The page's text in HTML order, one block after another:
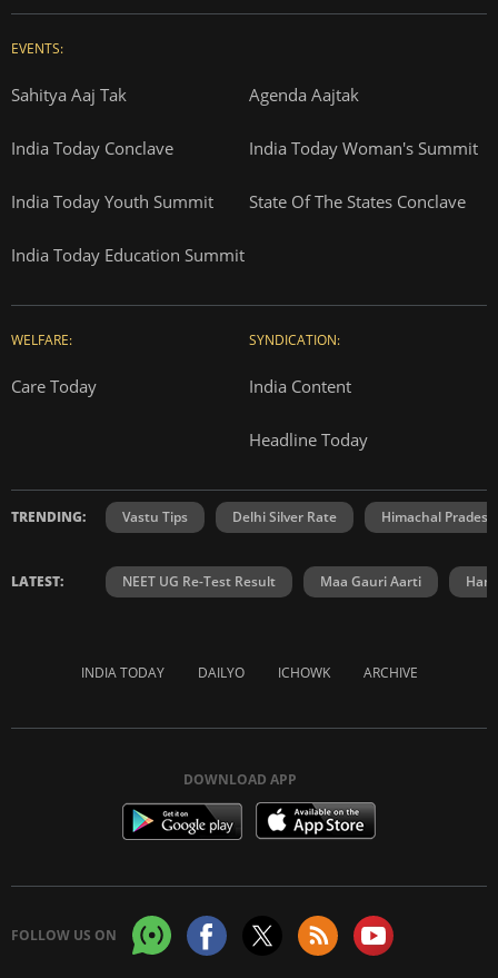
EVENTS:
Sahitya Aaj Tak Agenda Aajtak
India Today Conclave India Today Woman's Summit
India Today Youth Summit State Of The States Conclave
India Today Education Summit
WELFARE:
Care Today
SYNDICATION:
India Content
Headline Today
TRENDING: Vastu Tips Delhi Silver Rate Himachal
LATEST: NEET UG Re-Test Result Maa Gauri Aarti
INDIA TODAY DAILYO ICHOWK ARCHIVE
DOWNLOAD APP
FOLLOW US ON